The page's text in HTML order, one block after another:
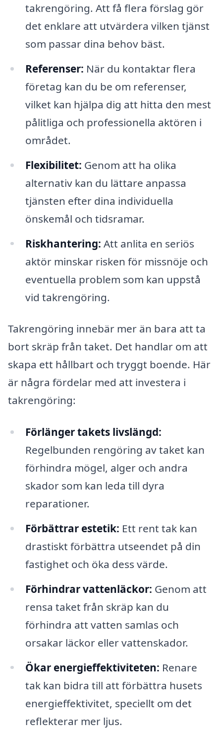
takrengöring. Att få flera förslag gör
det enklare att utvärdera vilken tjänst
som passar dina behov bäst.
Referenser: När du kontaktar flera
företag kan du be om referenser,
vilket kan hjälpa dig att hitta den mest
pålitliga och professionella aktören i
området.
Flexibilitet: Genom att ha olika
alternativ kan du lättare anpassa
tjänsten efter dina individuella
önskemål och tidsramar.
Riskhantering: Att anlita en seriös
aktör minskar risken för missnöje och
eventuella problem som kan uppstå
vid takrengöring.
Takrengöring innebär mer än bara att ta
bort skräp från taket. Det handlar om att
skapa ett hållbart och tryggt boende. Här
är några fördelar med att investera i
takrengöring:
Förlänger takets livslängd:
Regelbunden rengöring av taket kan
förhindra mögel, alger och andra
skador som kan leda till dyra
reparationer.
Förbättrar estetik: Ett rent tak kan
drastiskt förbättra utseendet på din
fastighet och öka dess värde.
Förhindrar vattenläckor: Genom att
rensa taket från skräp kan du
förhindra att vatten samlas och
orsakar läckor eller vattenskador.
Ökar energieffektiviteten: Renare
tak kan bidra till att förbättra husets
energieffektivitet, speciellt om det
reflekterar mer ljus.